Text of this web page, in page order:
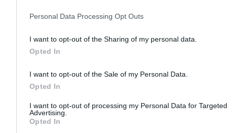
Personal Data Processing Opt Outs
I want to opt-out of the Sharing of my personal data.
Opted In
I want to opt-out of the Sale of my Personal Data.
Opted In
I want to opt-out of processing my Personal Data for Targeted
Advertising.
Opted In